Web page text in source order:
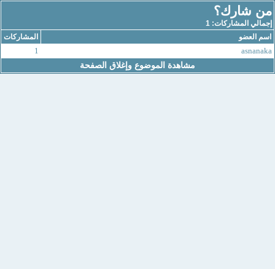
من شارك؟
إجمالي المشاركات: 1
اسم العضو
المشاركات
asnanaka
1
مشاهدة الموضوع وإغلاق الصفحة